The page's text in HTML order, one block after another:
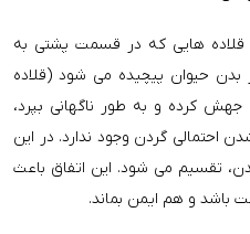
هایی که در قسمت پشتی به
حیوان پیچیده می شود (‌قلاده
کرده و به طور ناگهانی بپرد،
گردن وجود ندارد. در این
تقسیم می شود. این اتفاق باعث
باشد و هم ایمن بماند.